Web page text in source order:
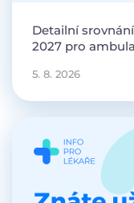
Detailní
2027 pro
5. 8. 2026